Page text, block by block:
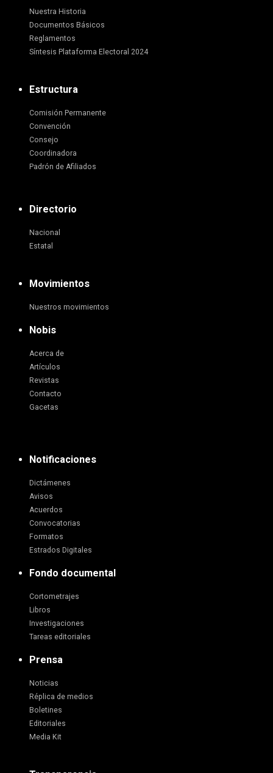
Nuestra Historia
Documentos Básicos
Reglamentos
Síntesis Plataforma Electoral 2024
Estructura
Comisión Permanente
Convención
Consejo
Coordinadora
Padrón de Afiliados
Directorio
Nacional
Estatal
Movimientos
Nuestros movimientos
Nobis
Acerca de
Artículos
Revistas
Contacto
Gacetas
Notificaciones
Dictámenes
Avisos
Acuerdos
Convocatorias
Formatos
Estrados Digitales
Fondo documental
Cortometrajes
Libros
Investigaciones
Tareas editoriales
Prensa
Noticias
Réplica de medios
Boletines
Editoriales
Media Kit